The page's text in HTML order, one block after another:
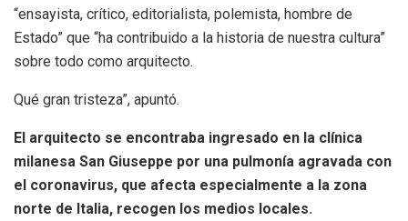
“ensayista, crítico, editorialista, polemista, hombre de
Estado” que “ha contribuido a la historia de nuestra cultura”
sobre todo como arquitecto.
Qué gran tristeza”, apuntó.
El arquitecto se encontraba ingresado en la clínica
milanesa San Giuseppe por una pulmonía agravada con
el coronavirus, que afecta especialmente a la zona
norte de Italia, recogen los medios locales.